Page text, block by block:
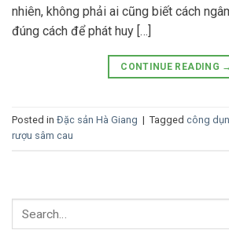
nhiên, không phải ai cũng biết cách
đúng cách để phát huy […]
CONTINUE READING →
Posted in Đặc sản Hà Giang | Tagged công
rượu sâm cau